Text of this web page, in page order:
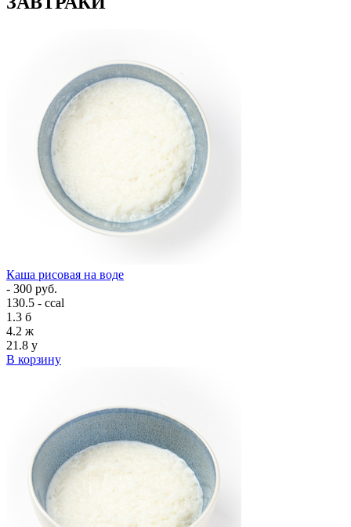
Каша рисовая на воде
- 300 руб.
130.5 - ccal
1.3 б
4.2 ж
21.8 у
В корзину